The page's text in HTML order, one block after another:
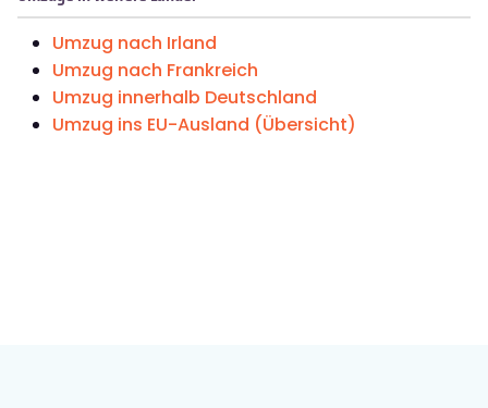
Umzug nach Irland
Umzug nach Frankreich
Umzug innerhalb Deutschland
Umzug ins EU-Ausland (Übersicht)